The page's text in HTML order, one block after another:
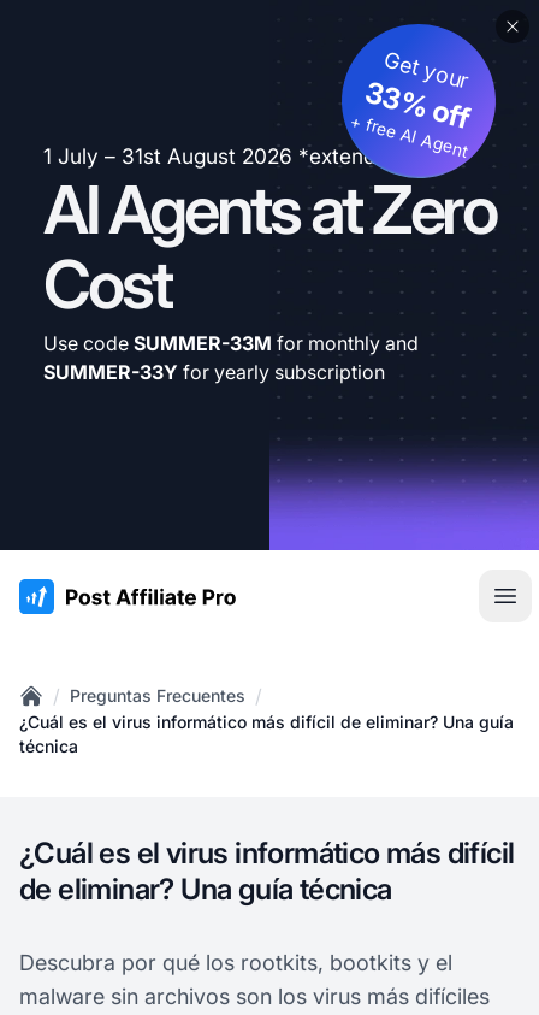
1 July – 31st August 2026 *extended
AI Agents at Zero
Cost
Get your
33% off
+ free AI Agent
Use code SUMMER-33M for monthly and
SUMMER-33Y for yearly subscription
:site.title
Home
/ Preguntas Frecuentes /
¿Cuál es el virus informático más difícil de eliminar? Una guía
técnica
¿Cuál es el virus informático más difícil
de eliminar? Una guía técnica
Descubra por qué los rootkits, bootkits y el
malware sin archivos son los virus más difíciles